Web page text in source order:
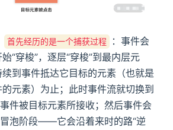
首先经历的是一个捕获过程
：事件会
“穿梭”，逐层“穿梭”到最内层元
到事件抵达它目标的元素（也就是
元素）为止；此时事件流就切换到
件被目标元素所接收；然后事件会
冒泡阶段——它会沿着来时的路“逆